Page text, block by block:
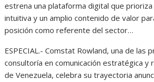
estrena una plataforma digital que prioriza
intuitiva y un amplio contenido de valor
posición como referente del sector…
ESPECIAL.- Comstat Rowland, una de las
consultoría en comunicación estratégica y
de Venezuela, celebra su trayectoria